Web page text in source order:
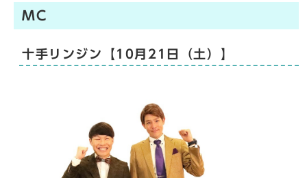
MC
十手リンジン【10月21日（土）】